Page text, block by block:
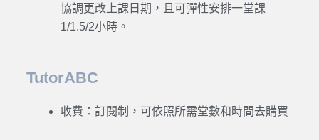
協調更改上課日期，且可彈性安排一堂課
1/1.5/2小時。
TutorABC
收費：訂閱制，可依照所需堂數和時間去購買